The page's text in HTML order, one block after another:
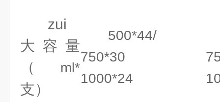
zui
大容量
（ ml*
支）
500*44/
750*30
1000*24